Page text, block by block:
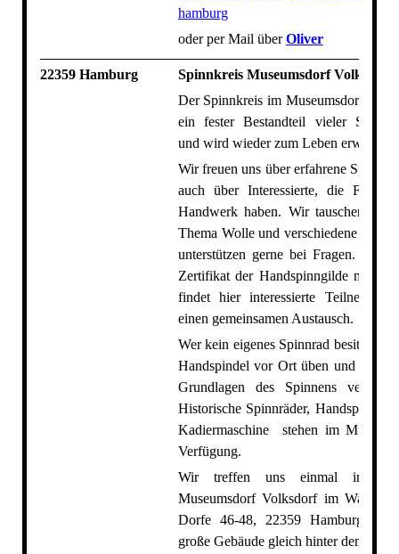
hamburg
oder per Mail überOliver
22359 Hamburg
Spinnkreis Museumsdorf Volksdorf
Der Spinnkreis im Museumsdorf
ein fester Bestandteil vieler
und wird wieder zum Leben erweckt.
Wir freuen uns über erfahrene
auch über Interessierte, die
Handwerk haben. Wir tauschen uns
Thema Wolle und verschiedene
unterstützen gerne bei Fragen. Wer
Zertifikat der Handspinngilde
findet hier interessierte
einen gemeinsamen Austausch.
Wer kein eigenes Spinnrad besitzt,
Handspindel vor Ort üben und sich
Grundlagen des Spinnens vertraut
Historische Spinnräder, Handspindeln
Kadiermaschine stehen im
Verfügung.
Wir treffen uns einmal im
Museumsdorf Volksdorf im
Dorfe 46-48, 22359 Hamburg.
große Gebäude gleich hinter dem